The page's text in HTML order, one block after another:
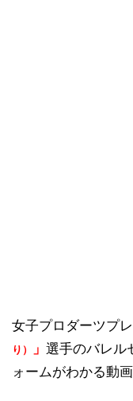
女子プロダーツプ
り）
」 選手のバレル
ォームがわかる動